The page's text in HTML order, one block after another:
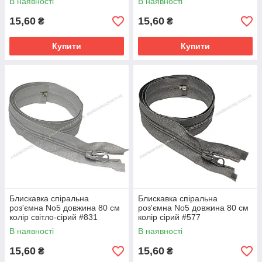
15,60 ₴
Купити
15,60 ₴
Купити
Блискавка спіральна
роз'ємна No5 довжина 80 см
колір світло-сірий #831
В наявності
15,60 ₴
Блискавка спіральна
роз'ємна No5 довжина 80 см
колір сірий #577
В наявності
15,60 ₴